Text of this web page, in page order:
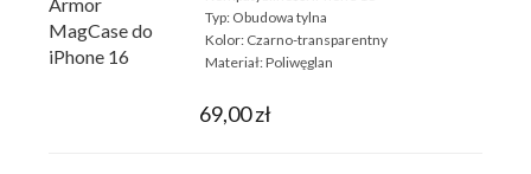
Typ: Obudowa tylna
Kolor: Czarno-transparentny
Materiał:Poliwęglan
69,00 zł